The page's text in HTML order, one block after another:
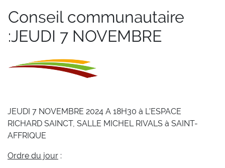
Conseil communautaire
:JEUDI 7 NOVEMBRE
JEUDI 7 NOVEMBRE 2024 A 18H30 à L’ESPACE
RICHARD SAINCT, SALLE MICHEL RIVALS à SAINT-
AFFRIQUE
Ordre du jour :